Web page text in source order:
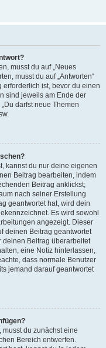
musst du auf „Neues
musst du auf „Antworten“
erforderlich ist, bevor du einen
sind jeweils am Ende der
darfst neue Themen
kannst du nur deine eigenen
Beitrag bearbeiten, indem
Beitrag anklickst;
nach seiner Erstellung
geantwortet hat, wird dein
Es wird sowohl
angezeigt. Dieser
deinen Beitrag geantwortet
deinen Beitrag überarbeitet
eine Notiz hinterlassen,
dass normale Benutzer
jemand darauf geantwortet
du zunächst eine
Bereich entwerfen.